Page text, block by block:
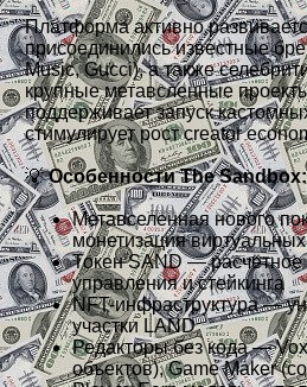
Платформа активно
присоединились известные
Music, Gucci), а также
крупные метавсленные
поддерживает запуск
стимулирует рост creator
💡Особенности The Sandbox:
Метавселенная нового
монетизация
Токен SAND — расчётное
управления и стейкинга
NFT-инфраструктура —
участки LAND
Редакторы без кода —
объектов), Game Maker